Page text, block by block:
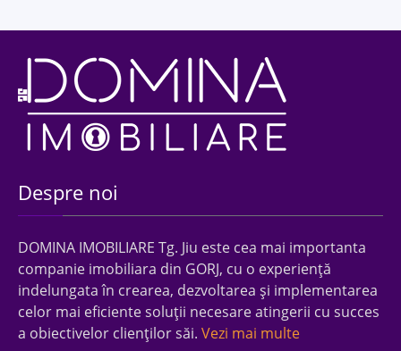
Despre noi
DOMINA IMOBILIARE Tg. Jiu este cea mai importanta
companie imobiliara din GORJ, cu o experienţă
indelungata în crearea, dezvoltarea şi implementarea
celor mai eficiente soluţii necesare atingerii cu succes
a obiectivelor clienţilor săi. Vezi mai multe